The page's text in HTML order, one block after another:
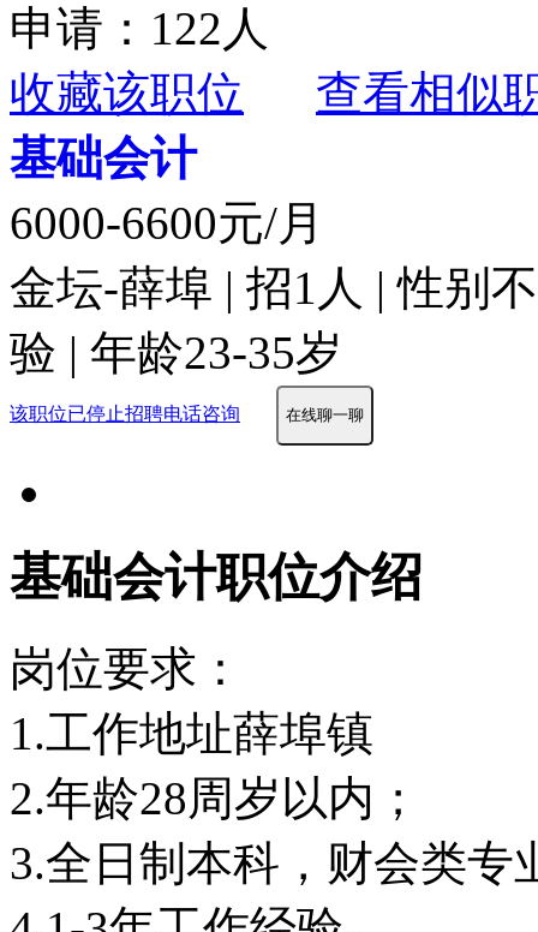
申请：122人
收藏该职位
查看相似
基础会计
6000-6600元/月
金坛-薛埠 | 招1人 | 性别
验 | 年龄23-35岁
该职位已停止招聘电话咨询 在线聊一聊
基础会计职位介绍
岗位要求：
1.工作地址薛埠镇
2.年龄28周岁以内；
3.全日制本科，财会类专